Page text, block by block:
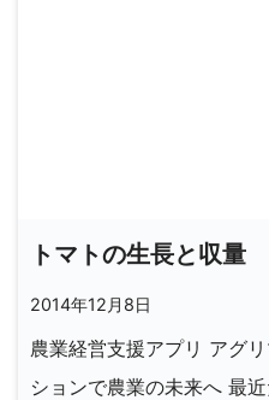
トマトの生長と収量
2014年12月8日
農業経営支援アプリ アグ
ションで農業の未来へ 最